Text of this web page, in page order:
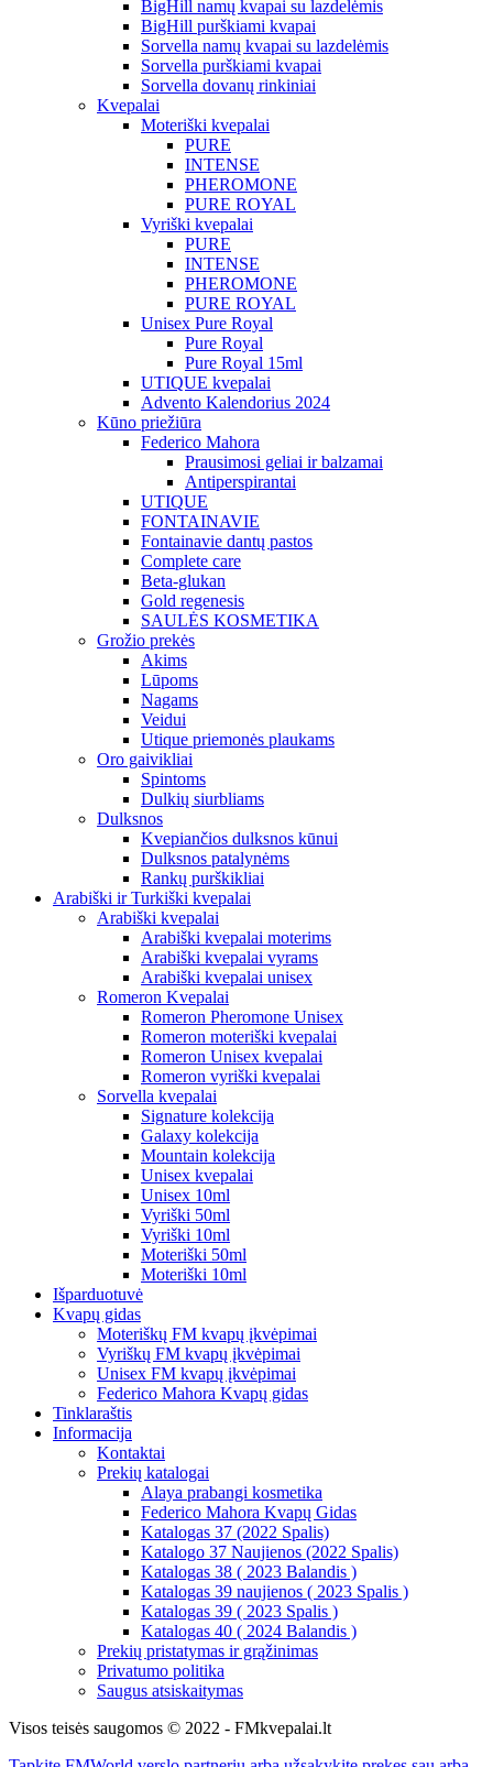
BigHill namų kvapai su lazdelėmis
BigHill purškiami kvapai
Sorvella namų kvapai su lazdelėmis
Sorvella purškiami kvapai
Sorvella dovanų rinkiniai
Kvepalai
Moteriški kvepalai
PURE
INTENSE
PHEROMONE
PURE ROYAL
Vyriški kvepalai
PURE
INTENSE
PHEROMONE
PURE ROYAL
Unisex Pure Royal
Pure Royal
Pure Royal 15ml
UTIQUE kvepalai
Advento Kalendorius 2024
Kūno priežiūra
Federico Mahora
Prausimosi geliai ir balzamai
Antiperspirantai
UTIQUE
FONTAINAVIE
Fontainavie dantų pastos
Complete care
Beta-glukan
Gold regenesis
SAULĖS KOSMETIKA
Grožio prekės
Akims
Lūpoms
Nagams
Veidui
Utique priemonės plaukams
Oro gaivikliai
Spintoms
Dulkių siurbliams
Dulksnos
Kvepiančios dulksnos kūnui
Dulksnos patalynėms
Rankų purškikliai
Arabiški ir Turkiški kvepalai
Arabiški kvepalai
Arabiški kvepalai moterims
Arabiški kvepalai vyrams
Arabiški kvepalai unisex
Romeron Kvepalai
Romeron Pheromone Unisex
Romeron moteriški kvepalai
Romeron Unisex kvepalai
Romeron vyriški kvepalai
Sorvella kvepalai
Signature kolekcija
Galaxy kolekcija
Mountain kolekcija
Unisex kvepalai
Unisex 10ml
Vyriški 50ml
Vyriški 10ml
Moteriški 50ml
Moteriški 10ml
Išparduotuvė
Kvapų gidas
Moteriškų FM kvapų įkvėpimai
Vyriškų FM kvapų įkvėpimai
Unisex FM kvapų įkvėpimai
Federico Mahora Kvapų gidas
Tinklaraštis
Informacija
Kontaktai
Prekių katalogai
Alaya prabangi kosmetika
Federico Mahora Kvapų Gidas
Katalogas 37 (2022 Spalis)
Katalogo 37 Naujienos (2022 Spalis)
Katalogas 38 ( 2023 Balandis )
Katalogas 39 naujienos ( 2023 Spalis )
Katalogas 39 ( 2023 Spalis )
Katalogas 40 ( 2024 Balandis )
Prekių pristatymas ir grąžinimas
Privatumo politika
Saugus atsiskaitymas
Visos teisės saugomos © 2022 - FMkvepalai.lt